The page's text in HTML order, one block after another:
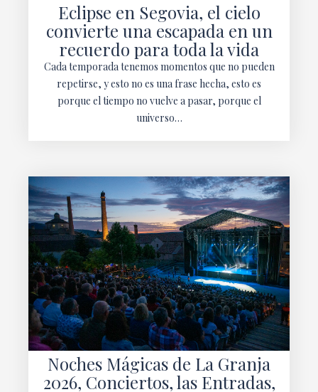
Eclipse en Segovia, el cielo
convierte una escapada en un
recuerdo para toda la vida
Cada temporada tenemos momentos que no pueden
repetirse, y esto no es una frase hecha, esto es
porque el tiempo no vuelve a pasar, porque el
universo…
Noches Mágicas de La Granja
2026, Conciertos, las Entradas,